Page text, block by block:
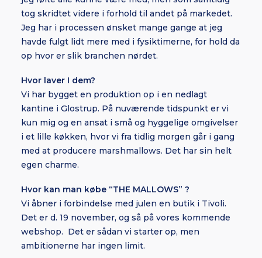
tog skridtet videre i forhold til andet på markedet.
Jeg har i processen ønsket mange gange at jeg
havde fulgt lidt mere med i fysiktimerne, for hold da
op hvor er slik branchen nørdet.
Hvor laver I dem?
Vi har bygget en produktion op i en nedlagt
kantine i Glostrup. På nuværende tidspunkt er vi
kun mig og en ansat i små og hyggelige omgivelser
i et lille køkken, hvor vi fra tidlig morgen går i gang
med at producere marshmallows. Det har sin helt
egen charme.
Hvor kan man købe “THE MALLOWS” ?
Vi åbner i forbindelse med julen en butik i Tivoli.
Det er d. 19 november, og så på vores kommende
webshop. Det er sådan vi starter op, men
ambitionerne har ingen limit.